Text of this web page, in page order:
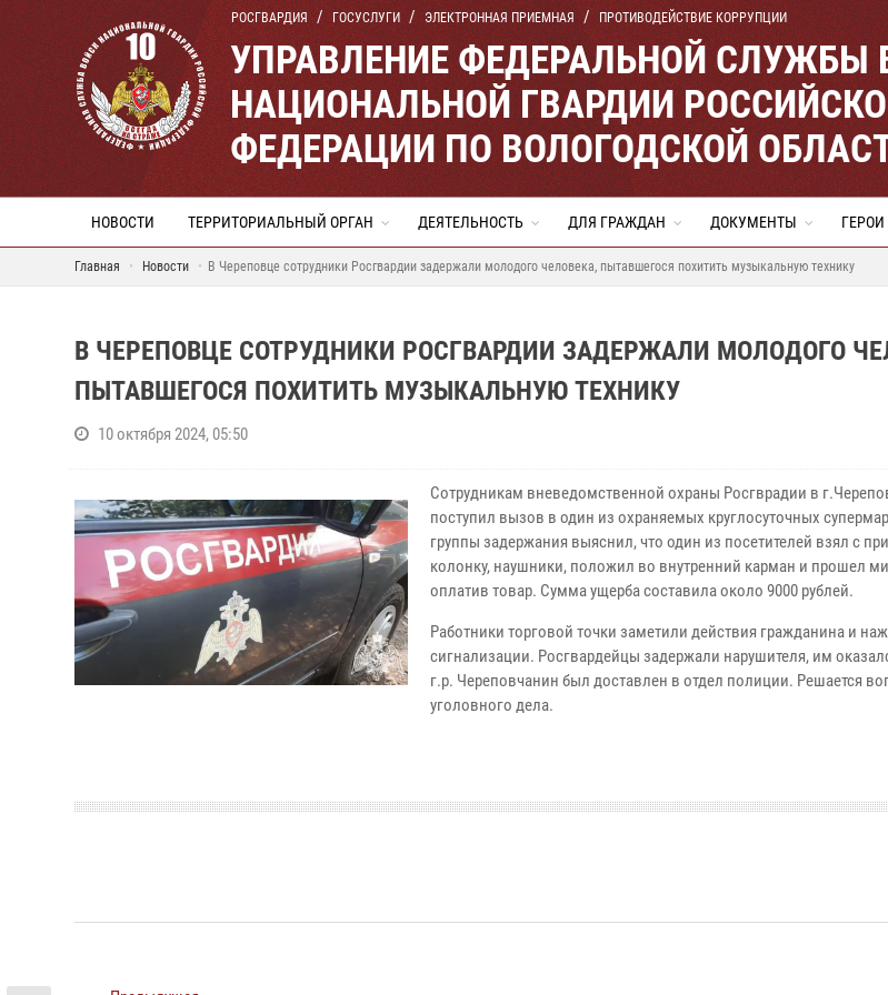
РОСГВАРДИЯ ГОСУСЛУГИ ЭЛЕКТРОННАЯ ПРИЕМНАЯ ПРОТИВОДЕЙСТВИЕ КОРРУПЦИИ
УПРАВЛЕНИЕ ФЕДЕРАЛЬНОЙ СЛУЖБЫ
НАЦИОНАЛЬНОЙ ГВАРДИИ
ФЕДЕРАЦИИ ПО ВОЛОГОДСКОЙ
НОВОСТИ ТЕРРИТОРИАЛЬНЫЙ ОРГАН ДЕЯТЕЛЬНОСТЬ ДЛЯ ГРАЖДАН ДОКУМЕНТЫ ГЕРОИ
Главная Новости В Череповце сотрудники Росгвардии задержали молодого человека, пытавшегося похитить музыкальную технику
В ЧЕРЕПОВЦЕ СОТРУДНИКИ РОСГВАРДИИ ЗАДЕРЖАЛИ МОЛОДОГО
ПЫТАВШЕГОСЯ ПОХИТИТЬ МУЗЫКАЛЬНУЮ ТЕХНИКУ
10 октября 2024, 05:50
Сотрудникам вневедомственной охраны Росгврадии в
поступил вызов в один из охраняемых круглосуточных
группы задержания выяснил, что один из посетителей взял с
колонку, наушники, положил во внутренний карман и прошел
оплатив товар. Сумма ущерба составила около 9000 рублей.
Работники торговой точки заметили действия гражданина и
сигнализации. Росгвардейцы задержали нарушителя, им
г.р. Череповчанин был доставлен в отдел полиции. Решается
уголовного дела.